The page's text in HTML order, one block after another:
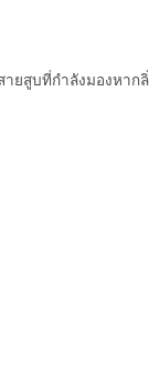
ยสูบที่กำลังมองหาก